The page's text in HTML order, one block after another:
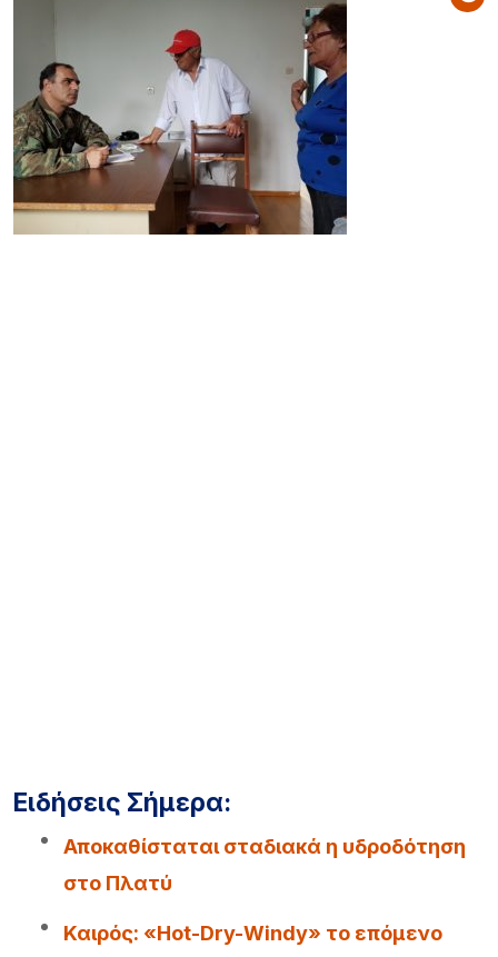
Ειδήσεις Σήμερα:
Αποκαθίσταται σταδιακά η υδροδότηση
στο Πλατύ
Καιρός: «Hot-Dry-Windy» το επόμενο